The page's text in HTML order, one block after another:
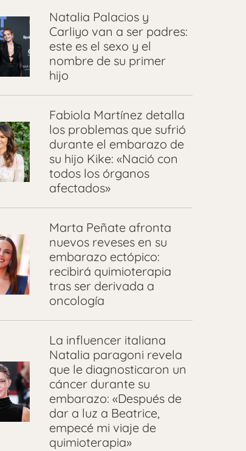
Natalia Palacios y
Carliyo van a ser padres:
este es el sexo y el
nombre de su primer
hijo
Fabiola Martínez detalla
los problemas que sufrió
durante el embarazo de
su hijo Kike: «Nació con
todos los órganos
afectados»
Marta Peñate afronta
nuevos reveses en su
embarazo ectópico:
recibirá quimioterapia
tras ser derivada a
oncología
La influencer italiana
Natalia paragoni revela
que le diagnosticaron un
cáncer durante su
embarazo: «Después de
dar a luz a Beatrice,
empecé mi viaje de
quimioterapia»